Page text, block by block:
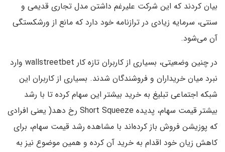
بیان کردند که این شرکت علیرغم داشتن مدل تجاری قدیمی و
سنتی، سرمایه زیادی در ترازنامه خود دارد که مانع از ورشکستگی
آن می‌شود.
در چنین وضعیتی، بسیاری از کاربران تازه کار wallstreetbet وارد
نبرد میان خریداران و فروشندگان شدند. بسیاری از کاربران این
شبکه اجتماعی تبلیغ به خرید بیشتر این سهام کرده تا با رشد
بیشتر قیمت سهام، پدیده Short Squeeze رخ دهد( یعنی افرادی
که پوزیشن فروش باز کرده‌اند با مشاهده رشد قیمت سهام، برای
کاهش زیان خود اقدام به خرید آن کرده و همین موضوع نیز به